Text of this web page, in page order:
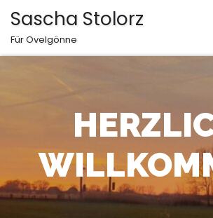
Inhalt
springen
Sascha Stolorz
Für Ovelgönne